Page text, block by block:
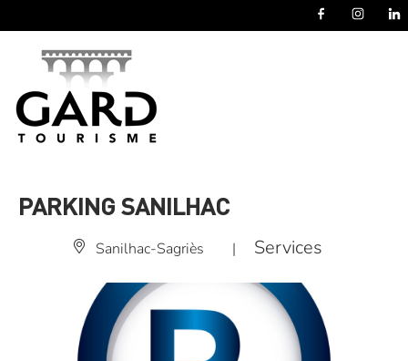
PARKING SANILHAC
Sanilhac-Sagriès | Services